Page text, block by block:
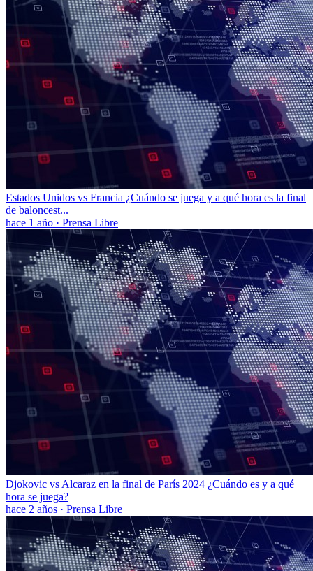
Estados Unidos vs Francia ¿Cuándo se juega y a qué hora es la final
de baloncest...
hace 1 año · Prensa Libre
Djokovic vs Alcaraz en la final de París 2024 ¿Cuándo es y a qué
hora se juega?
hace 2 años · Prensa Libre